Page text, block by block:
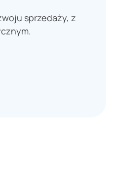
sprzedaży, z